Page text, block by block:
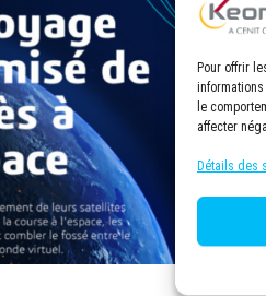
Pour offrir
le
affecter
Détails des